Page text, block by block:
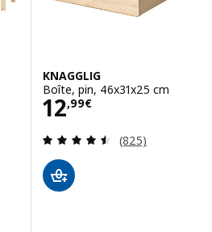
de 5 étoiles. Nombre total de
KNAGGLIG
Boîte, pin, 46x31x25 cm
12,99€
Prix 12,99€
Révision: 4.5
(825)